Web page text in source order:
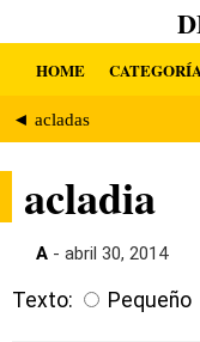
HOME
◄ acladas
acladia
A - abril 30, 2014
Texto: Pequeño